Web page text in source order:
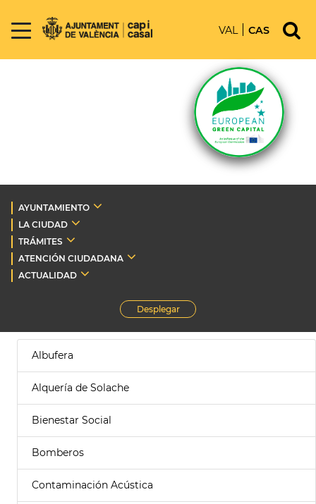
VAL CAS
AYUNTAMIENTO
LA CIUDAD
TRÁMITES
ATENCIÓN CIUDADANA
ACTUALIDAD
Desplegar
Albufera
Alquería de Solache
Bienestar Social
Bomberos
Contaminación Acústica